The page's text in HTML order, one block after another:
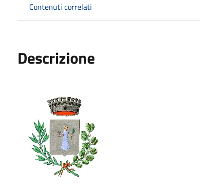
Contenuti correlati
Descrizione